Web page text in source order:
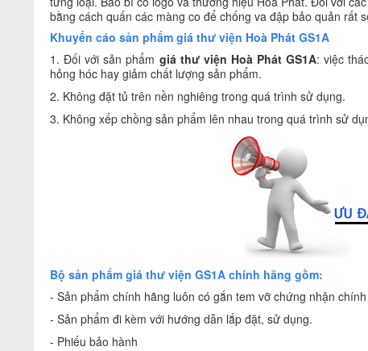
bằng cách quấn các màng co để chống va đập bảo quản rất
Khuyến cáo sản phẩm giá thư viện Hoà Phát GS1A
1. Đối với sản phẩm giá thư viện Hoà Phát GS1A: việc
hỏng hóc hay giảm chất lượng sản phẩm.
2. Không đặt tủ trên nền nghiêng trong quá trình sử dụng.
3. Không xếp chồng sản phẩm lên nhau trong quá trình sử
Bộ sản phẩm giá thư viện GS1A chính hãng gồm:
- Sản phẩm chính hãng luôn có gắn tem vỡ chứng nhận
- Sản phẩm đi kèm với hướng dẫn lắp đặt, sử dụng.
- Phiếu bảo hành